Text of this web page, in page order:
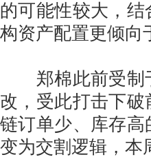
的可能性较大，
构资产配置更倾向
郑棉此前受制
改，受此打击下
链订单少、库存
变为交割逻辑，本